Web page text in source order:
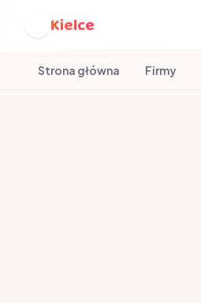
Kielce
Strona główna Firmy